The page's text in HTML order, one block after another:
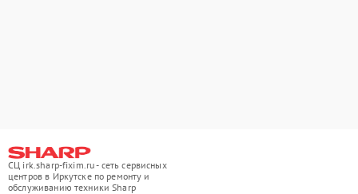
СЦ irk.sharp-fixim.ru - сеть сервисных
центров в Иркутске по ремонту и
обслуживанию техники Sharp